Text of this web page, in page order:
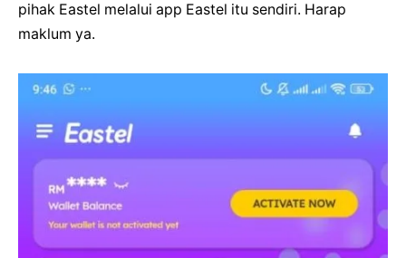
pihak Eastel melalui app Eastel itu sendiri. Harap
maklum ya.